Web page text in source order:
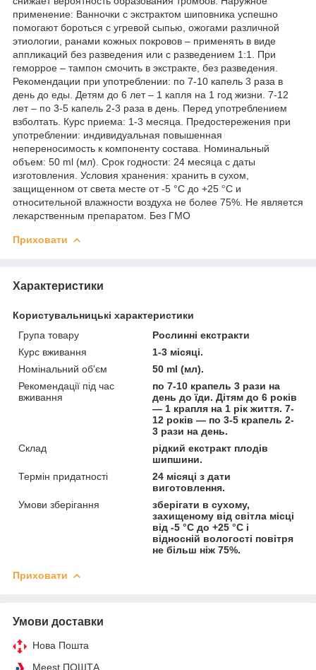
применение: Ванночки с экстрактом шиповника успешно
помогают бороться с угревой сыпью, ожогами различной
этиологии, ранами кожных покровов – применять в виде
аппликаций без разведения или с разведением 1:1. При
геморрое – тампон смочить в экстракте, без разведения.
Рекомендации при употреблении: по 7-10 капель 3 раза в
день до еды. Детям до 6 лет – 1 капля на 1 год жизни. 7-12
лет – по 3-5 капель 2-3 раза в день. Перед употреблением
взболтать. Курс приема: 1-3 месяца. Предостережения при
употреблении: индивидуальная повышенная
непереносимость к компоненту состава. Номинальный
объем: 50 ml (мл). Срок годности: 24 месяца с даты
изготовления. Условия хранения: хранить в сухом,
защищенном от света месте от -5 °С до +25 °С и
относительной влажности воздуха не более 75%. Не является
лекарственным препаратом. Без ГМО
Приховати
Характеристики
Користувальницькі характеристики
Група товару
Рослинні екстракти
Курс вживання
1-3 місяці.
Номінальний об'єм
50 ml (мл).
Рекомендації під час
вживання
по 7-10 крапель 3 рази на
день до їди. Дітям до 6 років
— 1 крапля на 1 рік життя. 7-
12 років — по 3-5 крапель 2-
3 рази на день.
Склад
рідкий екстракт плодів
шипшини.
Термін придатності
24 місяці з дати
виготовлення.
Умови зберігання
зберігати в сухому,
захищеному від світла місці
від -5 °C до +25 °C і
відносній вологості повітря
не більш ніж 75%.
Приховати
Умови доставки
Нова Пошта
Meest ПОШТА